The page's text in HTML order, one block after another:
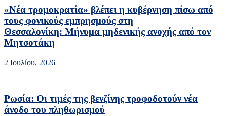
«Νέα τρομοκρατία» βλέπει η κυβέρνηση πίσω από
τους φονικούς εμπρησμούς στη
Θεσσαλονίκη: Mήνυμα μηδενικής ανοχής από τον
Μητσοτάκη
2 Ιουλίου, 2026
Ρωσία: Οι τιμές της βενζίνης τροφοδοτούν νέα
άνοδο του πληθωρισμού